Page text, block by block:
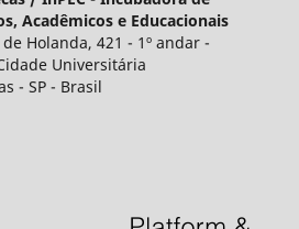
Acadêmicos e Educacionais
Holanda, 421 - 1º andar -
Universitária
- SP - Brasil